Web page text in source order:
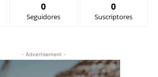
0
Seguidores
0
Suscriptores
- Advertisement -